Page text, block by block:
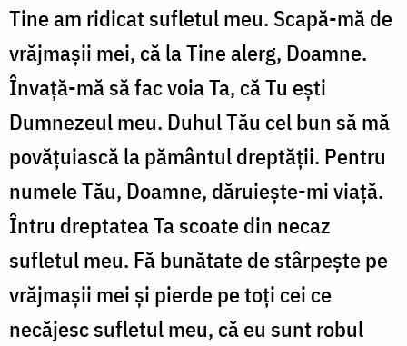
Tine am ridicat sufletul meu. Scapă-mă de
vrăjmaşii mei, că la Tine alerg, Doamne.
Învaţă-mă să fac voia Ta, că Tu eşti
Dumnezeul meu. Duhul Tău cel bun să mă
povăţuiască la pământul dreptăţii. Pentru
numele Tău, Doamne, dăruieşte-mi viaţă.
Întru dreptatea Ta scoate din necaz
sufletul meu. Fă bunătate de stârpeşte pe
vrăjmaşii mei şi pierde pe toţi cei ce
necăjesc sufletul meu, că eu sunt robul